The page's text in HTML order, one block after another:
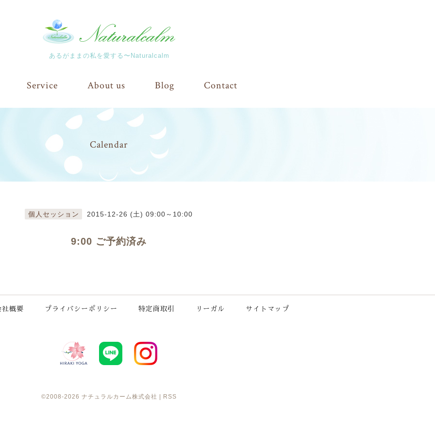
あるがままの私を愛する〜Naturalcalm
Service About us Blog Contact
Calendar
個人セッション 2015-12-26 (土) 09:00～10:00
9:00 ご予約済み
社概要 プライバシーポリシー 特定商取引 リーガル サイトマップ
©2008-2026 ナチュラルカーム株式会社 | RSS